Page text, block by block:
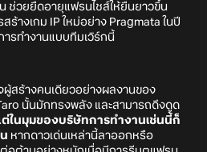
ช่วยยืดอายุแฟรนไชส์ให้ยืนยาวขึ้น
ร้างเกม IP ใหม่อย่าง Pragmata ในปี
ารทำงานแบบทีมเวิร์กนี้
สร้างคนเดียวอย่างผลงานของ
นั้นมักทรงพลัง และสามารถดึงดูด
ในมุมของบริษัทการทำงานเช่นนี้ก็
หากดาวเด่นเหล่านี้ลาออกหรือ